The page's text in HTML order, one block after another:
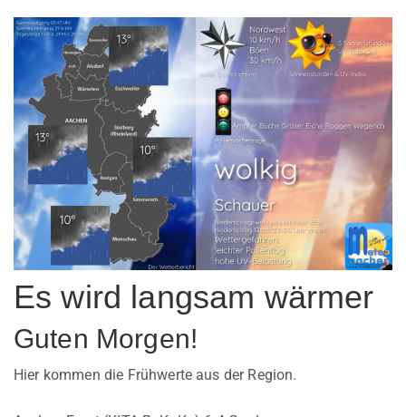
Es wird langsam wärmer
Guten Morgen!
Hier kommen die Frühwerte aus der Region.